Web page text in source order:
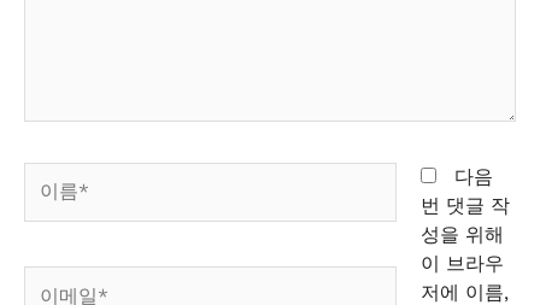
다음
번 댓글 작
성을 위해
이 브라우
저에 이름,